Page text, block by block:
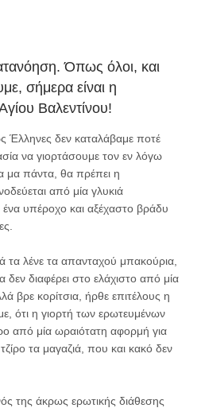
Όπως όλοι, και
σήμερα είναι η
Βαλεντίνου!
Έλληνες δεν καταλάβαμε ποτέ
να γιορτάσουμε τον εν λόγω
μα πάντα, θα πρέπει η
από μία γλυκιά
υπέροχο και αξέχαστο βράδυ
τα λένε τα απανταχού μπακούρια,
δεν διαφέρει στο ελάχιστο από μία
βρε κορίτσια, ήρθε επιτέλους η
ότι η γιορτή των ερωτευμένων
από μία ωραιότατη αφορμή για
τα μαγαζιά, που και κακό δεν
της άκρως ερωτικής διάθεσης